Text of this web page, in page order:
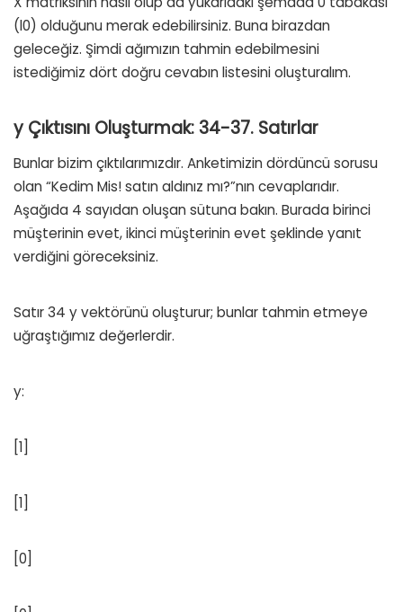
(l0) olduğunu merak edebilirsiniz. Buna birazdan
geleceğiz. Şimdi ağımızın tahmin edebilmesini
istediğimiz dört doğru cevabın listesini oluşturalım.
y Çıktısını Oluşturmak: 34-37. Satırlar
Bunlar bizim çıktılarımızdır. Anketimizin dördüncü sorusu
olan “Kedim Mis! satın aldınız mı?”nın cevaplarıdır.
Aşağıda 4 sayıdan oluşan sütuna bakın. Burada birinci
müşterinin evet, ikinci müşterinin evet şeklinde yanıt
verdiğini göreceksiniz.
Satır 34 y vektörünü oluşturur; bunlar tahmin etmeye
uğraştığımız değerlerdir.
y:
[1]
[1]
[0]